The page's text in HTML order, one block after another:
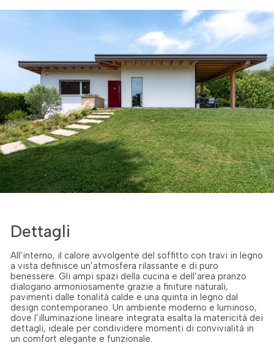
Dettagli
All’interno, il calore avvolgente del soffitto con travi in legno
a vista definisce un’atmosfera rilassante e di puro
benessere. Gli ampi spazi della cucina e dell’area pranzo
dialogano armoniosamente grazie a finiture naturali,
pavimenti dalle tonalità calde e una quinta in legno dal
design contemporaneo. Un ambiente moderno e luminoso,
dove l’illuminazione lineare integrata esalta la matericità dei
dettagli, ideale per condividere momenti di convivialità in
un comfort elegante e funzionale.